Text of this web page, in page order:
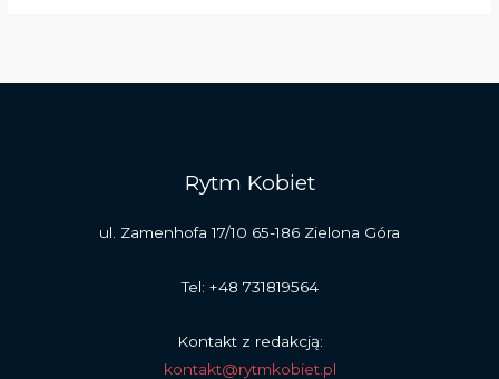
Rytm Kobiet
ul. Zamenhofa 17/10 65-186 Zielona Góra
Tel: +48 731819564
Kontakt z redakcją:
kontakt@rytmkobiet.pl